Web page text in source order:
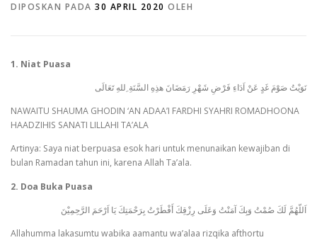
DIPOSKAN PADA 30 APRIL 2020 OLEH
1. Niat Puasa
نَوَيْتُ صَوْمَ غَدٍ عَنْ اَدَاءِ فَرْضِ شَهْرِ رَمَضَانَ هذِهِ السَّنَةِ ِللهِ تَعَالَى
NAWAITU SHAUMA GHODIN ‘AN ADAA’I FARDHI SYAHRI ROMADHOONA
HAADZIHIS SANATI LILLAHI TA’ALA
Artinya: Saya niat berpuasa esok hari untuk menunaikan kewajiban di
bulan Ramadan tahun ini, karena Allah Ta’ala.
2. Doa Buka Puasa
اَللّهُمَّ لَكَ صُمْتُ وَبِكَ آمَنْتُ وَعَلَى رِزْقِكَ أَفْطَرْتُ بِرَحْمَتِكَ يَا اَرْحَمَ الرَّحِمِيْنَ
Allahumma lakasumtu wabika aamantu wa’alaa rizqika afthortu